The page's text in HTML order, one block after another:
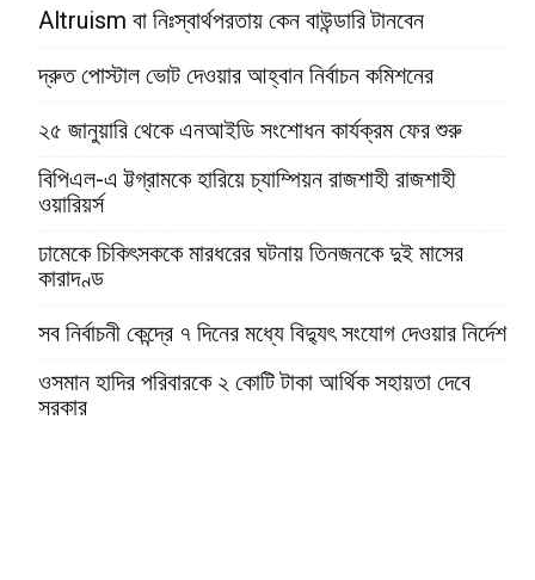
Altruism বা নিঃস্বার্থপরতায় কেন বাউন্ডারি টানবেন
দ্রুত পোস্টাল ভোট দেওয়ার আহ্বান নির্বাচন কমিশনের
২৫ জানুয়ারি থেকে এনআইডি সংশোধন কার্যক্রম ফের শুরু
বিপিএল-এ ট্টগ্রামকে হারিয়ে চ্যাম্পিয়ন রাজশাহী রাজশাহী
ওয়ারিয়র্স
ঢামেকে চিকিৎসককে মারধরের ঘটনায় তিনজনকে দুই মাসের
কারাদণ্ড
সব নির্বাচনী কেন্দ্রে ৭ দিনের মধ্যে বিদ্যুৎ সংযোগ দেওয়ার নির্দেশ
ওসমান হাদির পরিবারকে ২ কোটি টাকা আর্থিক সহায়তা দেবে
সরকার